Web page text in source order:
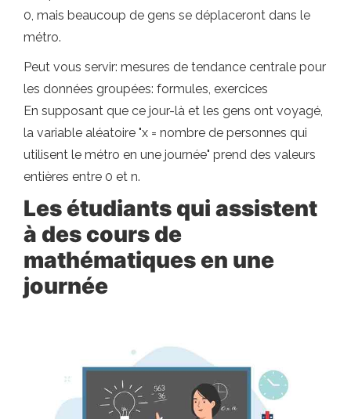
0, mais beaucoup de gens se déplaceront dans le
métro.
Peut vous servir: mesures de tendance centrale pour
les données groupées: formules, exercices
En supposant que ce jour-là et les gens ont voyagé,
la variable aléatoire "x = nombre de personnes qui
utilisent le métro en une journée" prend des valeurs
entières entre 0 et n.
Les étudiants qui assistent
à des cours de
mathématiques en une
journée